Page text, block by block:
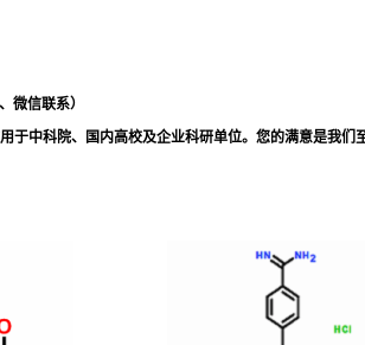
微信联系）
于中科院、国内高校及企业科研单位。您的满意是我